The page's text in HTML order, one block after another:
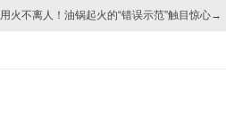
用火不离人！油锅起火的“错误示范”触目惊心→